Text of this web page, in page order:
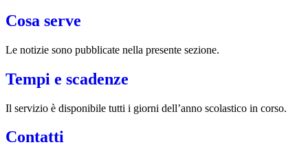
Cosa serve
Le notizie sono pubblicate nella presente sezione.
Tempi e scadenze
Il servizio è disponibile tutti i giorni dell’anno scolastico in corso.
Contatti